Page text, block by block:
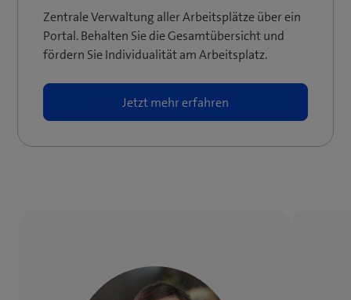
Zentrale Verwaltung aller Arbeitsplätze über ein
Portal. Behalten Sie die Gesamtübersicht und
fördern Sie Individualität am Arbeitsplatz.
Jetzt mehr erfahren